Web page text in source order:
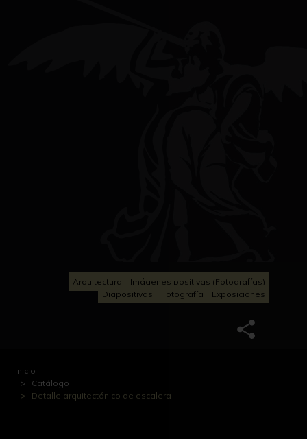
Arquitectura
Imágenes positivas (Fotografías)
Diapositivas
Fotografía Exposiciones
Inicio
Catálogo
Detalle arquitectónico de escalera